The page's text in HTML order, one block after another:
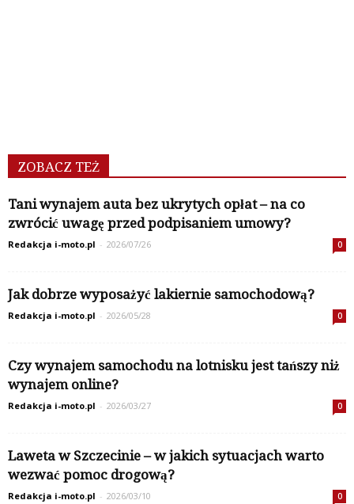
ZOBACZ TEŻ
Tani wynajem auta bez ukrytych opłat – na co
zwrócić uwagę przed podpisaniem umowy?
Redakcja i-moto.pl - 2026/07/26 0
Jak dobrze wyposażyć lakiernie samochodową?
Redakcja i-moto.pl - 2026/05/28 0
Czy wynajem samochodu na lotnisku jest tańszy niż
wynajem online?
Redakcja i-moto.pl - 2026/03/27 0
Laweta w Szczecinie – w jakich sytuacjach warto
wezwać pomoc drogową?
Redakcja i-moto.pl - 2026/03/10 0